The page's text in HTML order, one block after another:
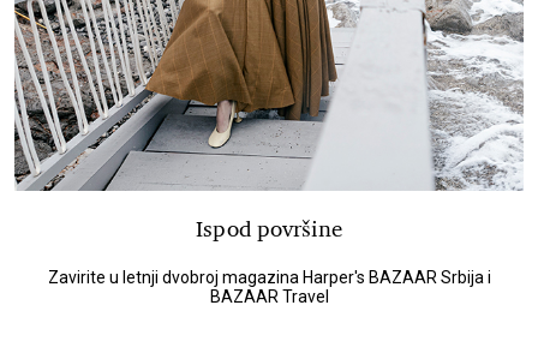
Ispod površine
Zavirite u letnji dvobroj magazina Harper's BAZAAR Srbija i
BAZAAR Travel